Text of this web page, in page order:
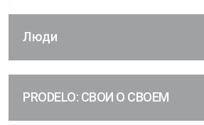
Люди
PRODELO: СВОИ О СВОЕМ